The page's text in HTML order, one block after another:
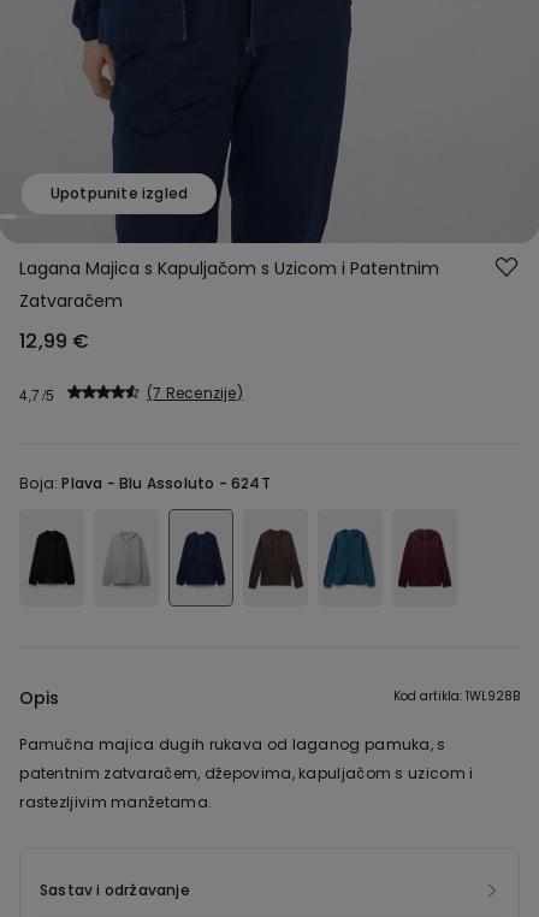
Upotpunite izgled
Lagana Majica s Kapuljačom s Uzicom i Patentnim
Zatvaračem
12,99 €
4,7 7 Recenzije
Boja:Plava -Blu Assoluto - 624T
Opis Kod artikla: 1WL928B
Pamučna majica dugih rukava od laganog pamuka, s
patentnim zatvaračem, džepovima, kapuljačom s uzicom i
rastezljivim manžetama.
Sastav i održavanje